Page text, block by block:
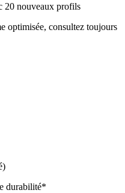
20 nouveaux profils
optimisée, consultez toujours
durabilité*